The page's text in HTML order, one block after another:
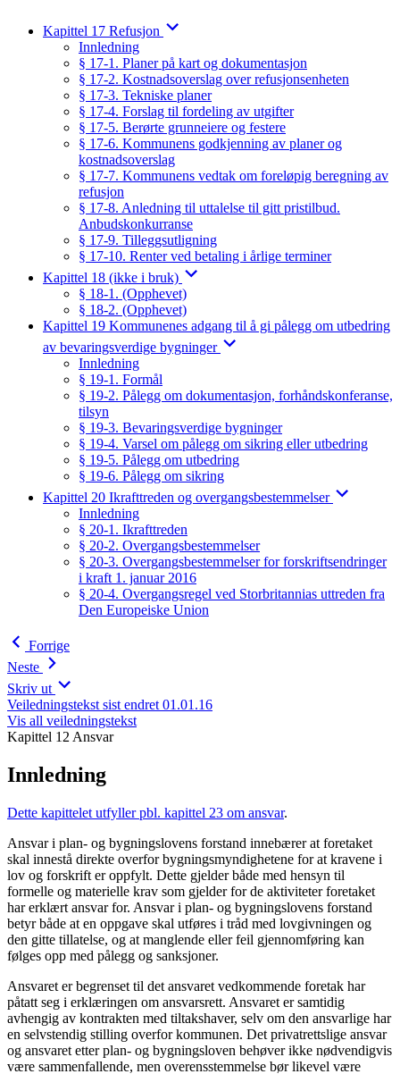
Kapittel 17 Refusjon
Innledning
§ 17-1. Planer på kart og dokumentasjon
§ 17-2. Kostnadsoverslag over refusjonsenheten
§ 17-3. Tekniske planer
§ 17-4. Forslag til fordeling av utgifter
§ 17-5. Berørte grunneiere og festere
§ 17-6. Kommunens godkjenning av planer og
kostnadsoverslag
§ 17-7. Kommunens vedtak om foreløpig beregning av
refusjon
§ 17-8. Anledning til uttalelse til gitt pristilbud.
Anbudskonkurranse
§ 17-9. Tilleggsutligning
§ 17-10. Renter ved betaling i årlige terminer
Kapittel 18 (ikke i bruk)
§ 18-1. (Opphevet)
§ 18-2. (Opphevet)
Kapittel 19 Kommunenes adgang til å gi pålegg om utbedring
av bevaringsverdige bygninger
Innledning
§ 19-1. Formål
§ 19-2. Pålegg om dokumentasjon, forhåndskonferanse,
tilsyn
§ 19-3. Bevaringsverdige bygninger
§ 19-4. Varsel om pålegg om sikring eller utbedring
§ 19-5. Pålegg om utbedring
§ 19-6. Pålegg om sikring
Kapittel 20 Ikrafttreden og overgangsbestemmelser
Innledning
§ 20-1. Ikrafttreden
§ 20-2. Overgangsbestemmelser
§ 20-3. Overgangsbestemmelser for forskriftsendringer
i kraft 1. januar 2016
§ 20-4. Overgangsregel ved Storbritannias uttreden fra
Den Europeiske Union
Forrige
Neste
Skriv ut
Veiledningstekst sist endret 01.01.16
Vis all veiledningstekst
Kapittel 12 Ansvar
Innledning
Dette kapittelet utfyller pbl. kapittel 23 om ansvar.
Ansvar i plan- og bygningslovens forstand innebærer at foretaket
skal innestå direkte overfor bygningsmyndighetene for at kravene i
lov og forskrift er oppfylt. Dette gjelder både med hensyn til
formelle og materielle krav som gjelder for de aktiviteter foretaket
har erklært ansvar for. Ansvar i plan- og bygningslovens forstand
betyr både at en oppgave skal utføres i tråd med lovgivningen og
den gitte tillatelse, og at manglende eller feil gjennomføring kan
følges opp med pålegg og sanksjoner.
Ansvaret er begrenset til det ansvaret vedkommende foretak har
påtatt seg i erklæringen om ansvarsrett. Ansvaret er samtidig
avhengig av kontrakten med tiltakshaver, selv om den ansvarlige har
en selvstendig stilling overfor kommunen. Det privatrettslige ansvar
og ansvaret etter plan- og bygningsloven behøver ikke nødvendigvis
være sammenfallende, men overensstemmelse bør likevel være